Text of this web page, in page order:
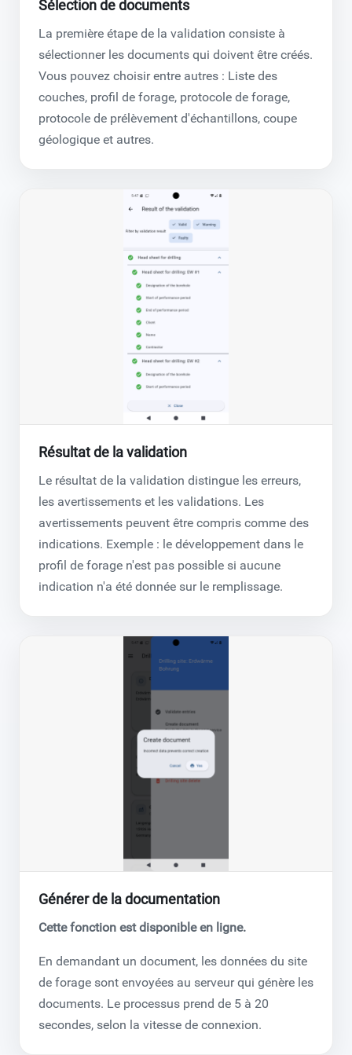
Sélection de documents
La première étape de la validation consiste à
sélectionner les documents qui doivent être créés.
Vous pouvez choisir entre autres : Liste des
couches, profil de forage, protocole de forage,
protocole de prélèvement d'échantillons, coupe
géologique et autres.
Résultat de la validation
Le résultat de la validation distingue les erreurs,
les avertissements et les validations. Les
avertissements peuvent être compris comme des
indications. Exemple : le développement dans le
profil de forage n'est pas possible si aucune
indication n'a été donnée sur le remplissage.
Générer de la documentation
Cette fonction est disponible en ligne.
En demandant un document, les données du site
de forage sont envoyées au serveur qui génère les
documents. Le processus prend de 5 à 20
secondes, selon la vitesse de connexion.